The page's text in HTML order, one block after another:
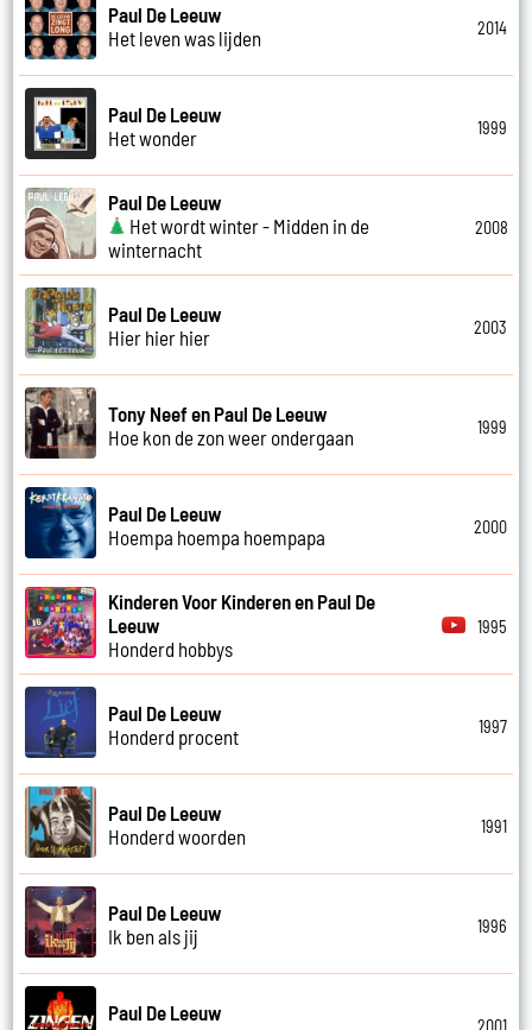
Paul De Leeuw
Het leven was lijden
2014
Paul De Leeuw
Het wonder
1999
Paul De Leeuw
Het wordt winter - Midden in de
winternacht
2008
Paul De Leeuw
Hier hier hier
2003
Tony Neef en Paul De Leeuw
Hoe kon de zon weer ondergaan
1999
Paul De Leeuw
Hoempa hoempa hoempapa
2000
Kinderen Voor Kinderen en Paul De
Leeuw
Honderd hobbys
1995
Paul De Leeuw
Honderd procent
1997
Paul De Leeuw
Honderd woorden
1991
Paul De Leeuw
Ik ben als jij
1996
Paul De Leeuw
2001